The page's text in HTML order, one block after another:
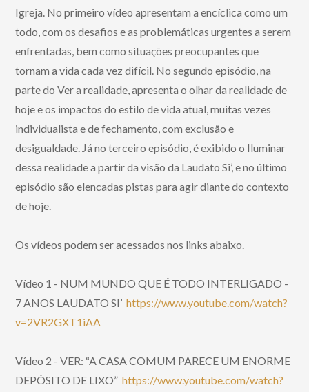
Igreja. No primeiro vídeo apresentam a encíclica como um
todo, com os desafios e as problemáticas urgentes a serem
enfrentadas, bem como situações preocupantes que
tornam a vida cada vez difícil. No segundo episódio, na
parte do Ver a realidade, apresenta o olhar da realidade de
hoje e os impactos do estilo de vida atual, muitas vezes
individualista e de fechamento, com exclusão e
desigualdade. Já no terceiro episódio, é exibido o Iluminar
dessa realidade a partir da visão da Laudato Si’, e no último
episódio são elencadas pistas para agir diante do contexto
de hoje.
Os vídeos podem ser acessados nos links abaixo.
Vídeo 1 - NUM MUNDO QUE É TODO INTERLIGADO -
7 ANOS LAUDATO SI’ https://www.youtube.com/watch?
v=2VR2GXT1iAA
Vídeo 2 - VER: “A CASA COMUM PARECE UM ENORME
DEPÓSITO DE LIXO” https://www.youtube.com/watch?